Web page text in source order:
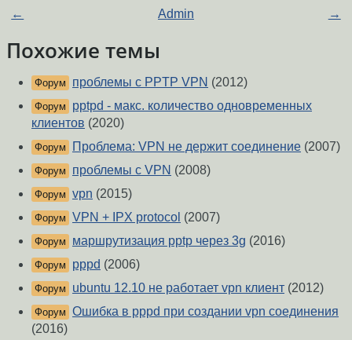
← Admin →
Похожие темы
Форум проблемы с PPTP VPN (2012)
Форум
pptpd - макс. количество одновременных
клиентов (2020)
Форум Проблема: VPN не держит соединение (2007)
Форум проблемы с VPN (2008)
Форум vpn (2015)
Форум VPN + IPX protocol (2007)
Форум маршрутизация pptp через 3g (2016)
Форум pppd (2006)
Форум ubuntu 12.10 не работает vpn клиент (2012)
Форум Ошибка в pppd при создании vpn соединения
(2016)